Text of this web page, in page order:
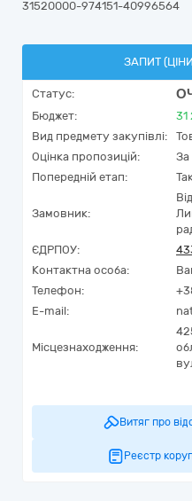
31520000-974151-40996564
ЗАПИТ
Статус:
Бюджет: 31
Вид предмету закупівлі:
Оцінка пропозицій:
За
Попередній етап:
Замовник:
ЄДРПОУ:
Контактна особа:
Телефон:
E-mail:
Місцезнаходження:
Витяг про
Реєстр